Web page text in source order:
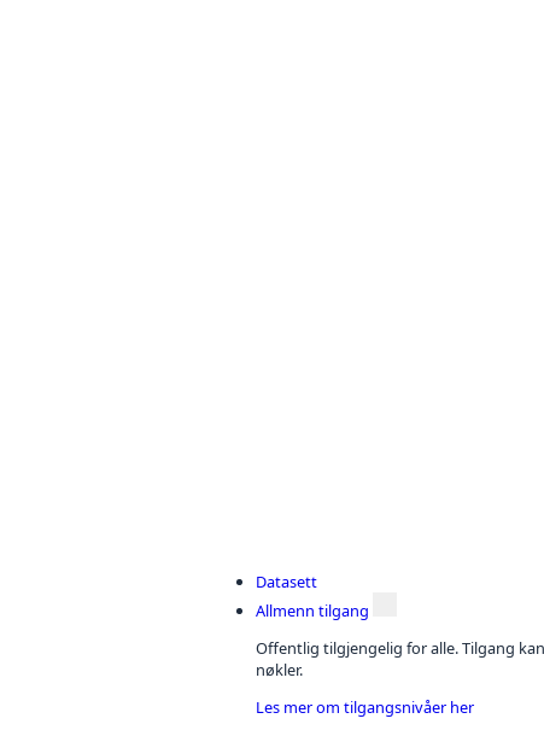
Datasett
Allmenn tilgang
Offentlig tilgjengelig for alle. Tilgang
nøkler.
Les mer om tilgangsnivåer her